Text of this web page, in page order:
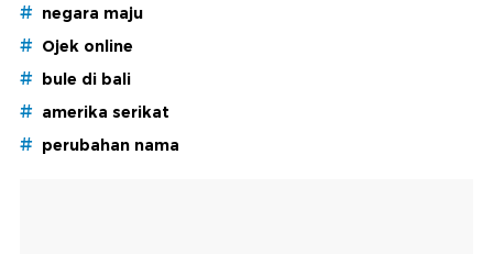
# negara maju
# Ojek online
# bule di bali
# amerika serikat
# perubahan nama